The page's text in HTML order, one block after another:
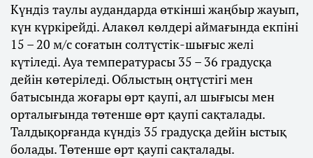
Күндіз таулы аудандарда өткінші жаңбыр жауып,
күн күркірейді. Алакөл көлдері аймағында екпіні
15 – 20 м/с соғатын солтүстік-шығыс желі
күтіледі. Ауа температурасы 35 – 36 градусқа
дейін көтеріледі. Облыстың оңтүстігі мен
батысында жоғары өрт қаупі, ал шығысы мен
орталығында төтенше өрт қаупі сақталады.
Талдықорғанда күндіз 35 градусқа дейін ыстық
болады. Төтенше өрт қаупі сақталады.